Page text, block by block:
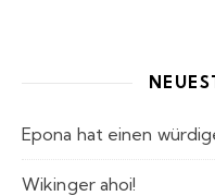
Epona hat einen
Wikinger ahoi!